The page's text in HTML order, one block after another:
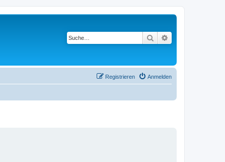
Suche
Anmelden
Registrieren